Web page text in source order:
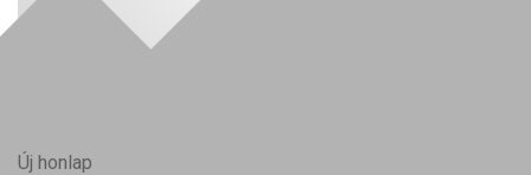
Új honlap